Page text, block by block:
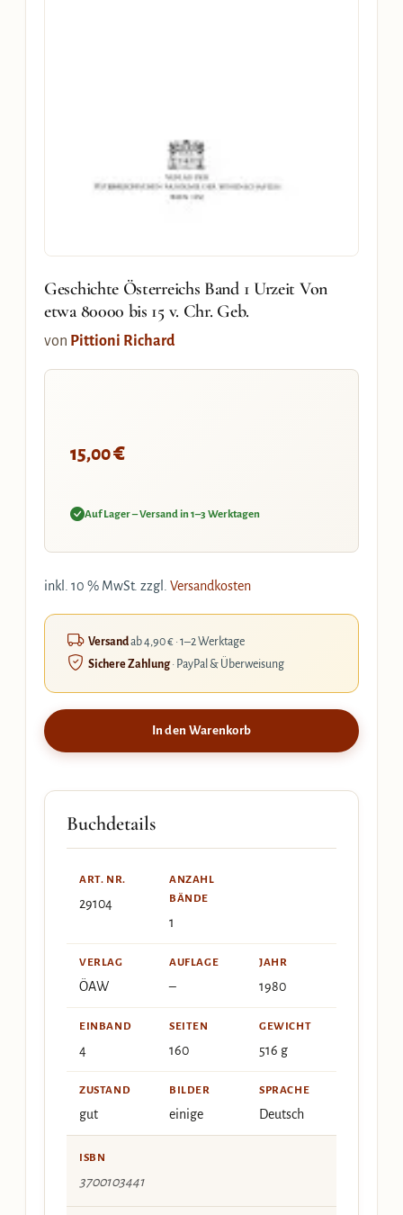
Geschichte Österreichs Band 1 Urzeit Von
etwa 80000 bis 15 v. Chr. Geb.
von Pittioni Richard
15,00€
Auf Lager – Versand in 1–3 Werktagen
inkl. 10 % MwSt. zzgl. Versandkosten
Versandab 4,90 € · 1–2 Werktage
Sichere Zahlung· PayPal & Überweisung
In den Warenkorb
Buchdetails
ART. NR.
29104
ANZAHL
BÄNDE
1
VERLAG
ÖAW
AUFLAGE
–
JAHR
1980
EINBAND
4
SEITEN
160
GEWICHT
516 g
ZUSTAND
gut
BILDER
einige
SPRACHE
Deutsch
ISBN
3700103441